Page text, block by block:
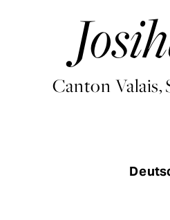
Canton Valais,